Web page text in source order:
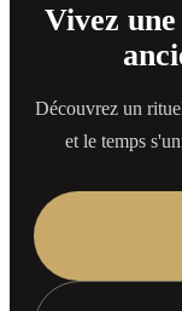
Vivez
Découvrez un
et le temps